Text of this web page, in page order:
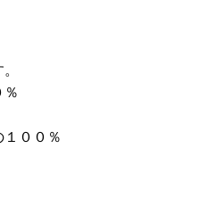
％
１００％